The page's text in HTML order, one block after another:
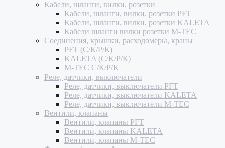
Кабели, шланги, вилки, розетки
Кабели, шланги, вилки, розетки PFT
Кабели, шланги, вилки, розетки KALETA
Кабели шланги вилки розетки M-TEC
Соединения, крышки, расходомеры, краны
PFT (С/К/Р/К)
KALETA (С/К/Р/К)
M-TEC С/К/Р/К
Реле, датчики, выключатели
Реле, датчики, выключатели PFT
Реле, датчики, выключатели KALETA
Реле, датчики, выключатели M-TEC
Вентили, клапаны
Вентили, клапаны PFT
Вентили, клапаны KALETA
Вентили, клапаны M-TEC